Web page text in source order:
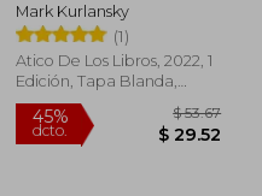
Mark Kurlansky
(1)
Atico De Los Libros, 2022, 1
Edición, Tapa Blanda,
Nuevo